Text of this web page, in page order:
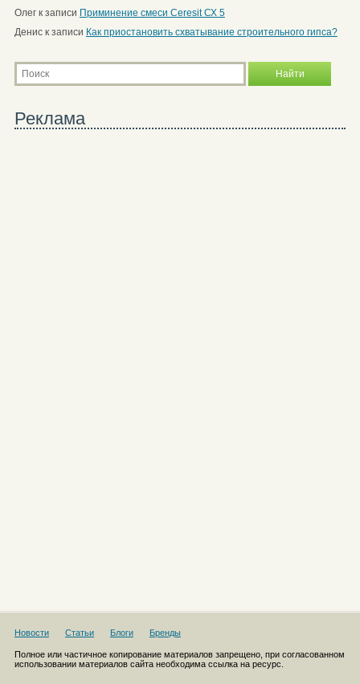
Олегк записи Приминение смеси Ceresit СХ 5
Дениск записи Как приостановить схватывание строительного гипса?
Реклама
Новости Статьи Блоги Бренды
Полное или частичное копирование материалов запрещено, при согласованном
использовании материалов сайта необходима ссылка на ресурс.